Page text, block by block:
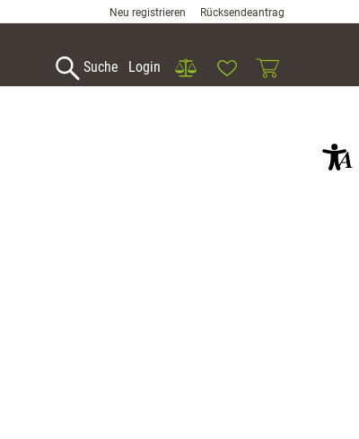
Neu registrieren Rücksendeantrag
Suche Login VergleichWunschlisteWarenkorb